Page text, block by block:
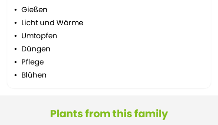
Plants from this family
Gießen
Licht und Wärme
Umtopfen
Düngen
Pflege
Blühen